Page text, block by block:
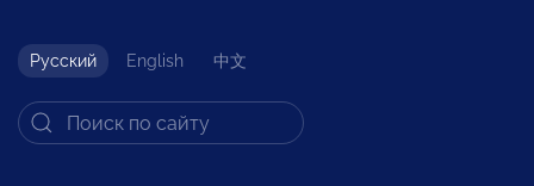
Русский English 中文